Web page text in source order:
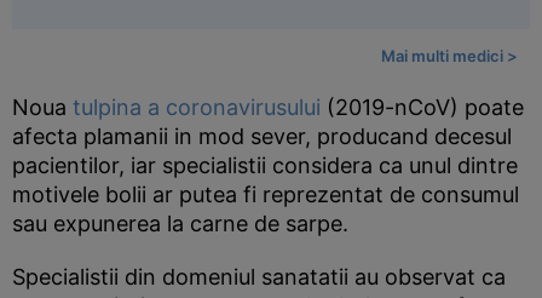
Mai multi medici >
Noua tulpina a coronavirusului (2019-nCoV) poate
afecta plamanii in mod sever, producand decesul
pacientilor, iar specialistii considera ca unul dintre
motivele bolii ar putea fi reprezentat de consumul
sau expunerea la carne de sarpe.
Specialistii din domeniul sanatatii au observat ca